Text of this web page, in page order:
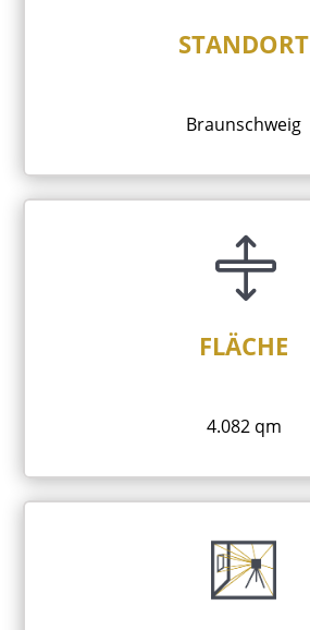
STANDORT
Braunschweig

FLÄCHE
4.082 qm